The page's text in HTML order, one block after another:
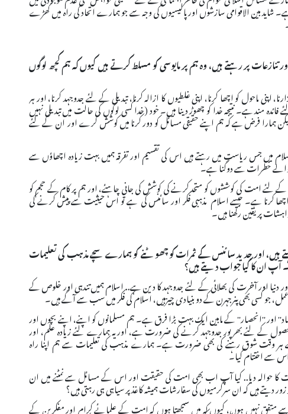
شاید بین الاقوامی سازشوں اور پالیسیوں کی وجہ سے جو ہمارے اتحاد کی راہ میں کھڑے
پر رہتے ہیں، وہ ہم پر مایوسی کو مسلط کرتے ہیں کیوں کہ ہم کچھ لوگوں
ماحول کو اچھا کرنا، اپنی غلطیوں کا ازالہ کرنا، تبدیلی کے لئے جدوجہد کرنا، اور ہر
مند ہے۔ نتیجہ خدا کو چھوڑ دینا ہیں۔ خود (خدا کسی لوگوں کی حالت میں تبدیلی نہیں
تک کہ وہ اپنے آپ کو تبدیل نہ کریں) الرعد۔11، لیکن ہمارا فرض ہے کہ ہم اپنے حقیقی مسائل کو دور کرنا میں کوشش کرے اور ان کے لئے
میں جس ریاست میں رہتے ہیں اس کی تقسیم اور تفرقہ ہمیں بہت زیادہ اچھاؤں سے
خطرات سے دوگنا ہے۔
لئے امت کی کوششوں کو متحد کرنے کی کوشش کی جانی چاہئے، اور ہم پر کام کے حجم کو
کرنا ہے۔ جیسے اسلام مذہبی فکر اور سائنس کی ہے تو اس حیثیت سے پیش کرنے کی
پر یقین رکھنا ہیں۔
ہیں، اور جدید سائنس کے ثمرات کو چھوٹنے کو ہمارے سچے مذہب کی تعلیمات
ان کا کیا جواب دیتے ہیں؟
دنیا اور آخرت کی بھلائی کے لئے جدوجہد کا دین ہے.. اسلام ہمیں تندہی اور خلوص کے
جو کسی بھی پنرجہرن کے دو بنیادی چیزہیں، اسلام کی فکر میں سب سے آگے ہیں۔
اور ''انحصار'' کے مابین ایک بہت بڑا فرق ہے۔ ہم مسلمانوں کو اپنے، اپنے بچوں اور
کے لئے بھرپور جدوجہد کرنے کی ضرورت ہے، اور یہ ہمارے لئے زیادہ علم، اور
ہر وقت شوق رہنے کی بھی ضرورت ہے۔ ہمارے مذہب کی تعلیمات سے ہم اپنا راہ
اس سے اختتام کیا۔
کا حوالہ دیا.. کیا آپ اب بھی امت کی حقیقت اور اس کے مسائل سے نمٹنے میں ان
دیتے ہیں کہ ان سرگرمیوں کی سفارشات ہمیشہ کاغذ پر سیاہی ہی رہتی ہیں؟
نہیں ہوں، کیوں کہ میں سمجھتا ہوں کہ امت کے علمائے کرام اور مفکرین کے